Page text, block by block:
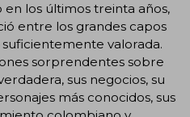
los últimos treinta años,
entre los grandes capos
valorada.
sorprendentes sobre
sus negocios, su
más conocidos, sus